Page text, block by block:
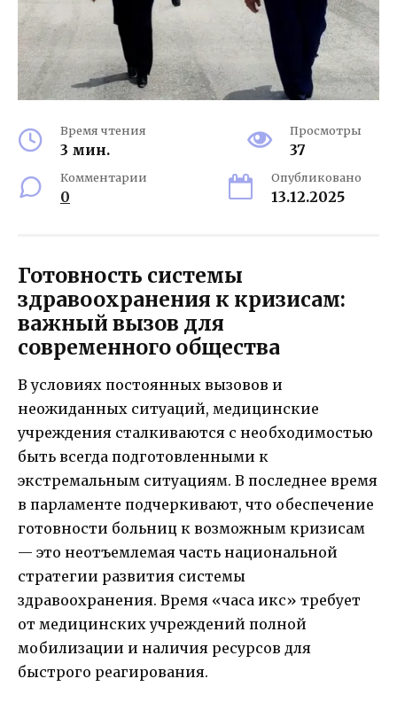
Время чтения
3 мин.
Просмотры
37
Комментарии
0
Опубликовано
13.12.2025
Готовность системы
здравоохранения к кризисам:
важный вызов для
современного общества
В условиях постоянных вызовов и
неожиданных ситуаций, медицинские
учреждения сталкиваются с необходимостью
быть всегда подготовленными к
экстремальным ситуациям. В последнее время
в парламенте подчеркивают, что обеспечение
готовности больниц к возможным кризисам
— это неотъемлемая часть национальной
стратегии развития системы
здравоохранения. Время «часа икс» требует
от медицинских учреждений полной
мобилизации и наличия ресурсов для
быстрого реагирования.